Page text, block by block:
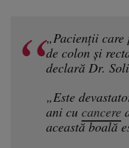
„Pacienții care
de colon și
declară Dr.
„Este
ani cu cancere
această boală